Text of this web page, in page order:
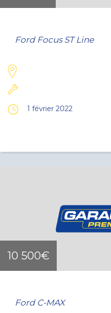
Ford Focus ST Line
1 février 2022
10 500€
Ford C-MAX